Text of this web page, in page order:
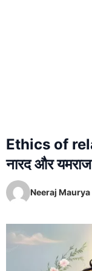
Ethics of
नारद और
Neeraj Maurya